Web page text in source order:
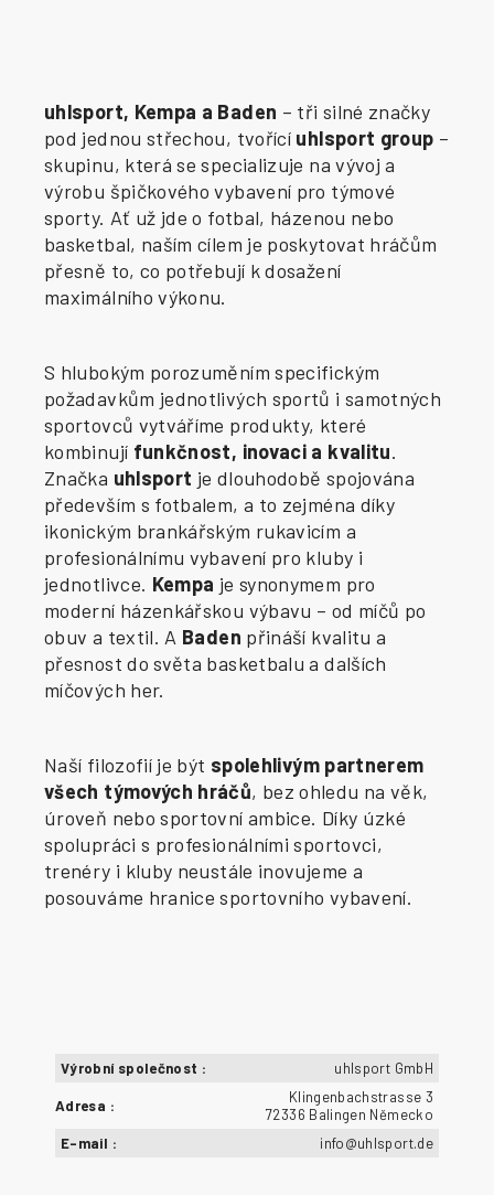
uhlsport, Kempa a Baden – tři silné značky
pod jednou střechou, tvořící uhlsport group –
skupinu, která se specializuje na vývoj a
výrobu špičkového vybavení pro týmové
sporty. Ať už jde o fotbal, házenou nebo
basketbal, naším cílem je poskytovat hráčům
přesně to, co potřebují k dosažení
maximálního výkonu.
S hlubokým porozuměním specifickým
požadavkům jednotlivých sportů i samotných
sportovců vytváříme produkty, které
kombinují funkčnost, inovaci a kvalitu.
Značka uhlsport je dlouhodobě spojována
především s fotbalem, a to zejména díky
ikonickým brankářským rukavicím a
profesionálnímu vybavení pro kluby i
jednotlivce. Kempa je synonymem pro
moderní házenkářskou výbavu – od míčů po
obuv a textil. A Baden přináší kvalitu a
přesnost do světa basketbalu a dalších
míčových her.
Naší filozofií je být spolehlivým partnerem
všech týmových hráčů, bez ohledu na věk,
úroveň nebo sportovní ambice. Díky úzké
spolupráci s profesionálními sportovci,
trenéry i kluby neustále inovujeme a
posouváme hranice sportovního vybavení.
Výrobní společnost : uhlsport GmbH
Adresa :
Klingenbachstrasse 3
72336 Balingen Německo
E-mail : info@uhlsport.de